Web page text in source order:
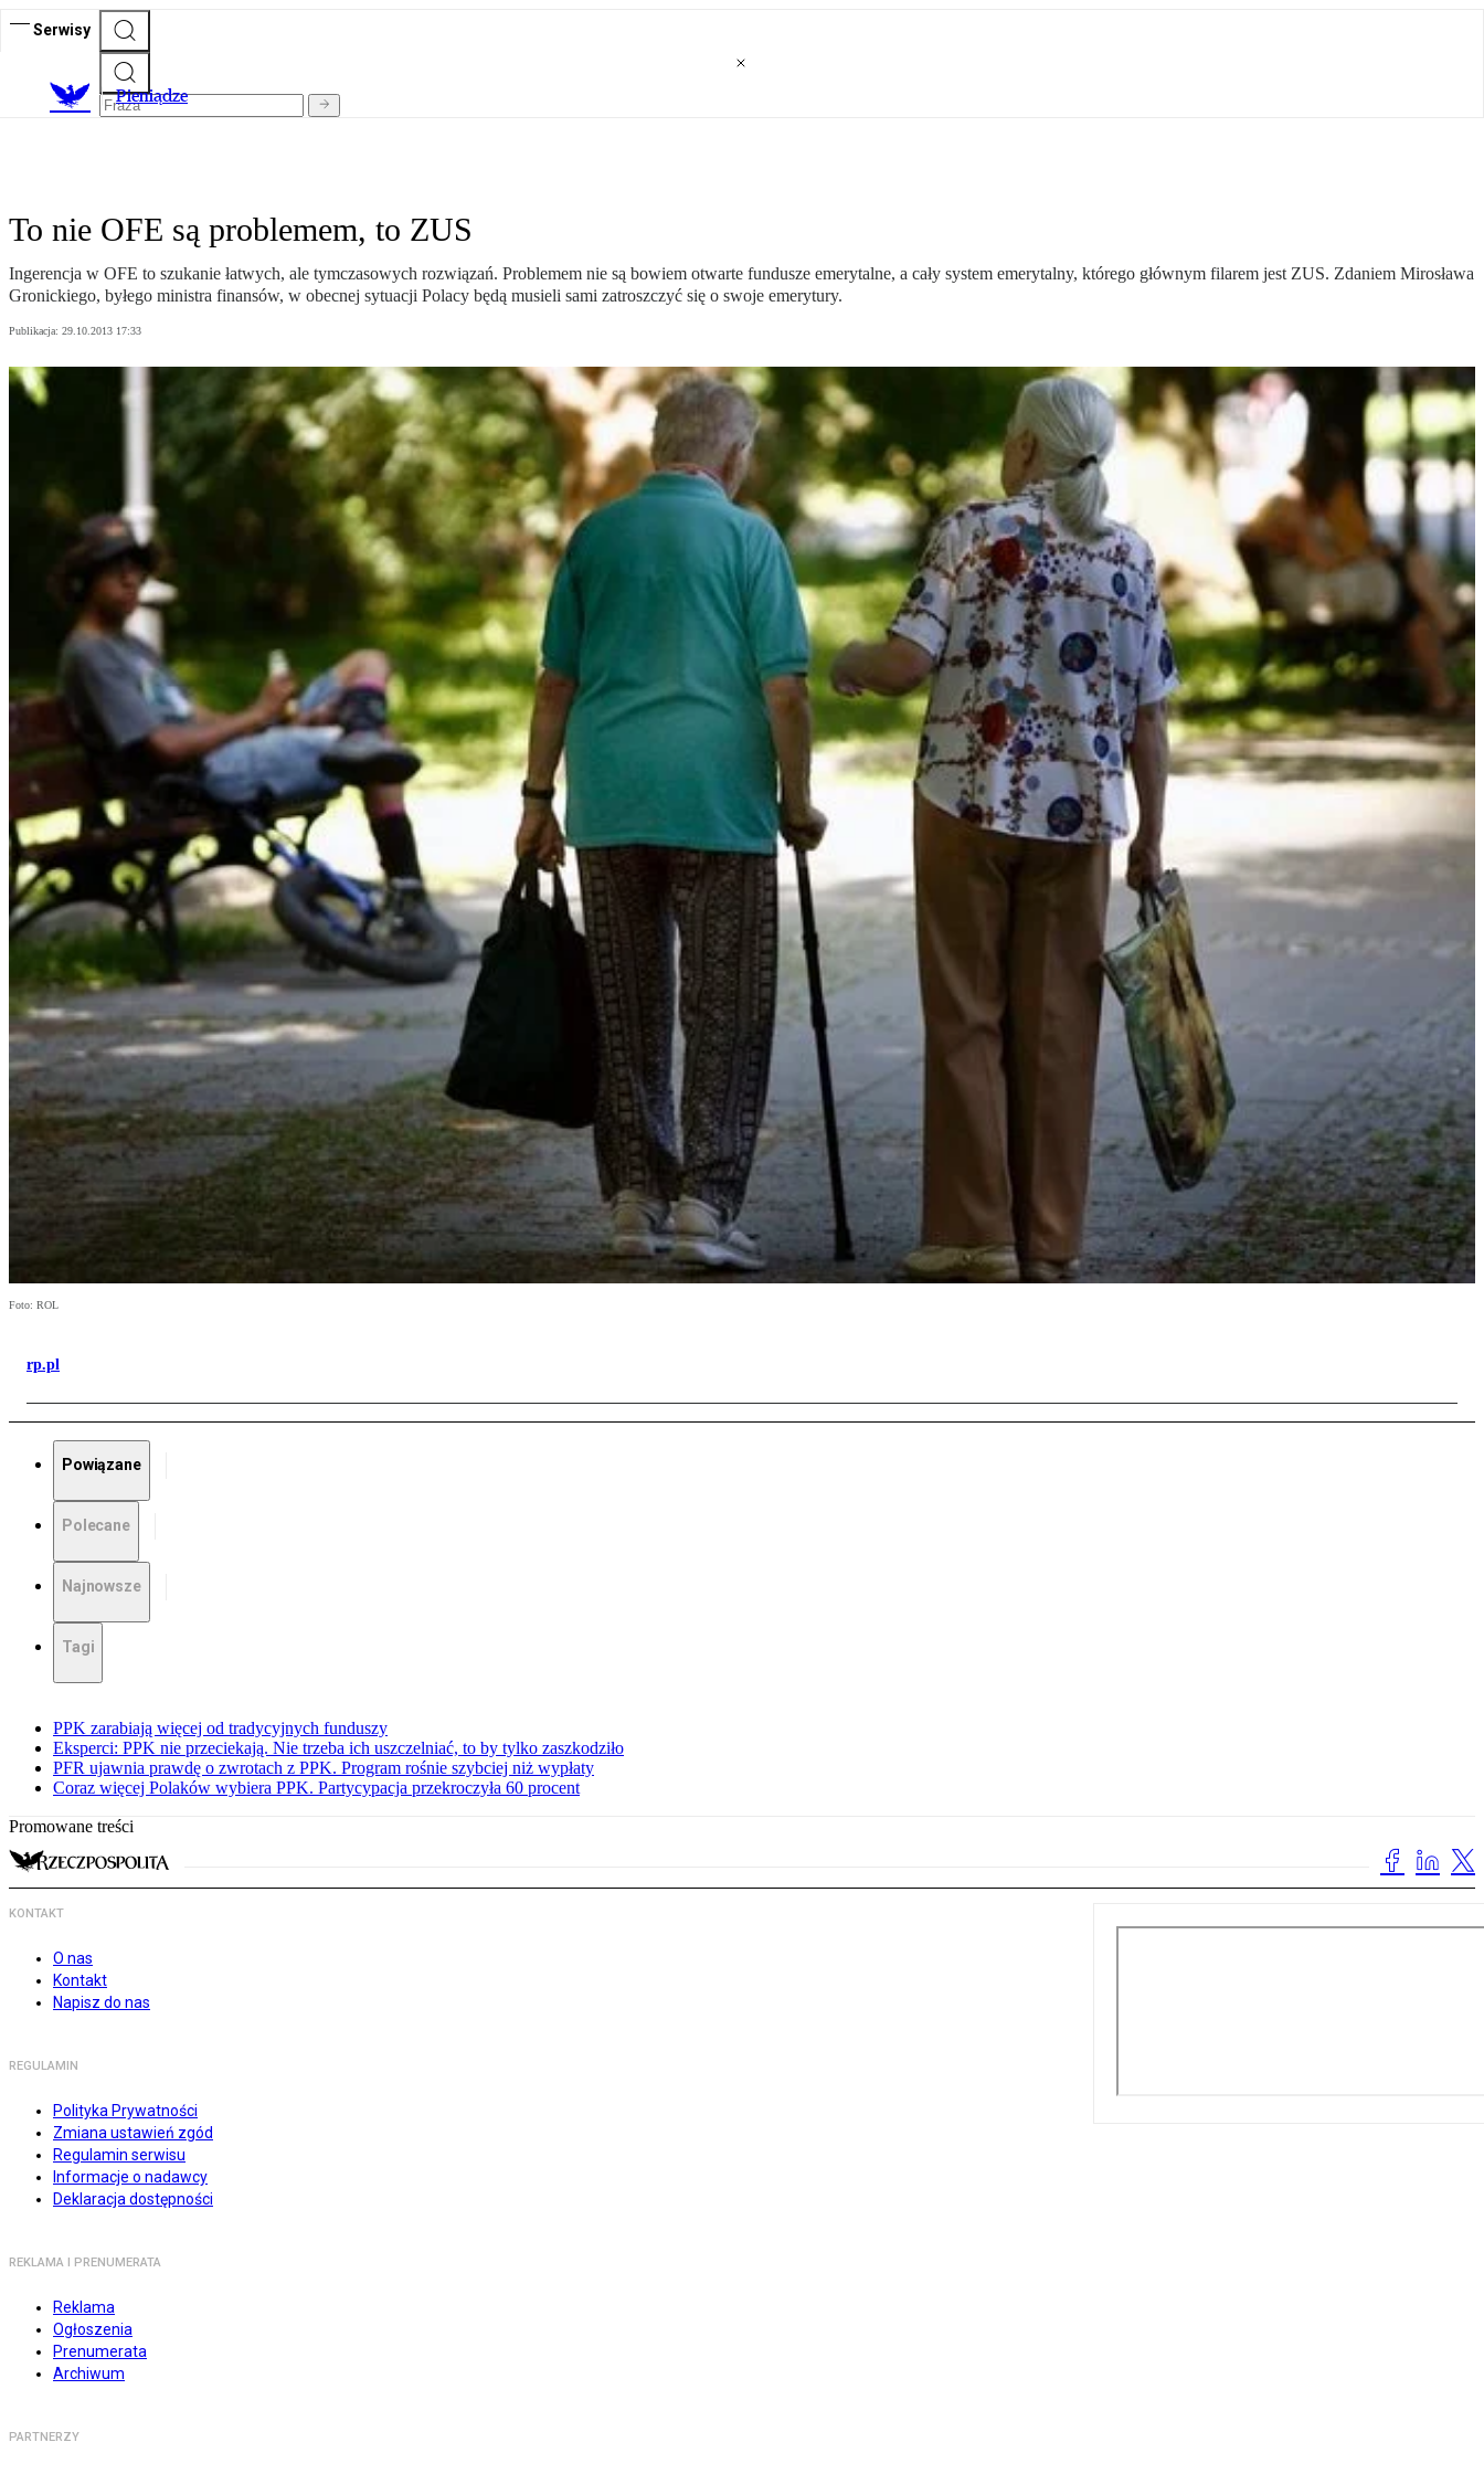
Serwisy
Pieniądze
To nie OFE są problemem, to ZUS
Ingerencja w OFE to szukanie łatwych, ale tymczasowych rozwiązań. Problemem nie są bowiem otwarte fundusze emerytalne, a cały system emerytalny, którego głównym filarem jest ZUS. Zdaniem Mirosława
Gronickiego, byłego ministra finansów, w obecnej sytuacji Polacy będą musieli sami zatroszczyć się o swoje emerytury.
Publikacja: 29.10.2013 17:33
Foto: ROL
rp.pl
Powiązane
Polecane
Najnowsze
Tagi
PPK zarabiają więcej od tradycyjnych funduszy
Eksperci: PPK nie przeciekają. Nie trzeba ich uszczelniać, to by tylko zaszkodziło
PFR ujawnia prawdę o zwrotach z PPK. Program rośnie szybciej niż wypłaty
Coraz więcej Polaków wybiera PPK. Partycypacja przekroczyła 60 procent
Promowane treści
KONTAKT
O nas
Kontakt
Napisz do nas
REGULAMIN
Polityka Prywatności
Zmiana ustawień zgód
Regulamin serwisu
Informacje o nadawcy
Deklaracja dostępności
REKLAMA I PRENUMERATA
Reklama
Ogłoszenia
Prenumerata
Archiwum
PARTNERZY